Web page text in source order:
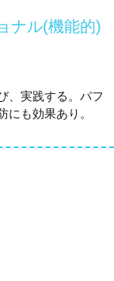
ナル(機能的)
、実践する。パフ
にも効果あり。